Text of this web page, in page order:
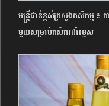
មន្ត្រីជាន់ខ្ពស់ក្រសួងកសិកម្ម
មួយសម្រាប់កសិករដាំម្ទេស